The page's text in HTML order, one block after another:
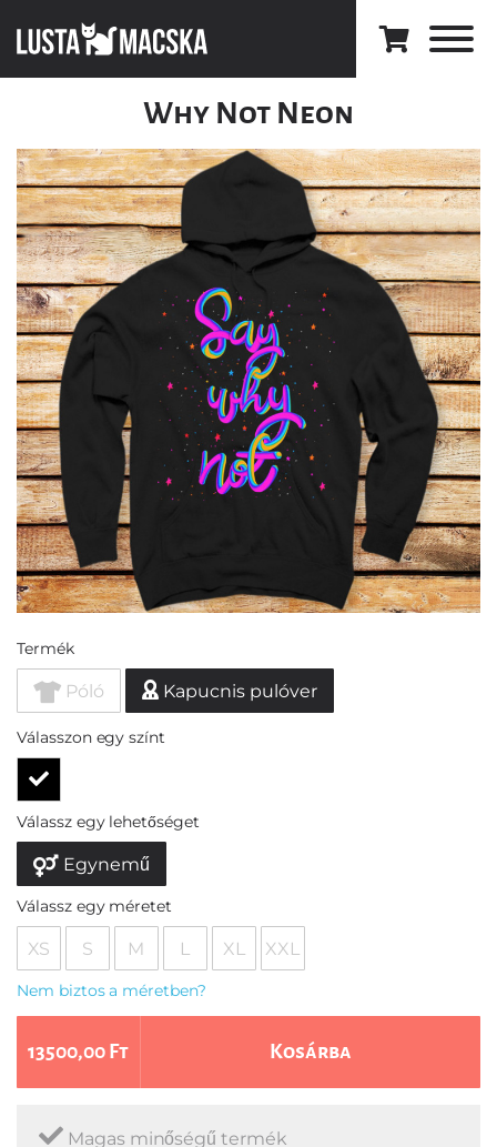
Why Not Neon
Termék
Póló Kapucnis pulóver
Válasszon egy színt
Válassz egy lehetőséget
Egynemű
Válassz egy méretet
XS S M L XL XXL
Nem biztos a méretben?
13500,00 Ft Kosárba
Magas minőségű termék